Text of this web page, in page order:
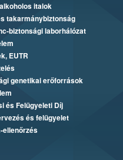
italok
takarmánybiztonság
biztonsági laborhálózat
EUTR
genetikai erőforrások
és Felügyeleti Díj
és felügyelet
ellenőrzés